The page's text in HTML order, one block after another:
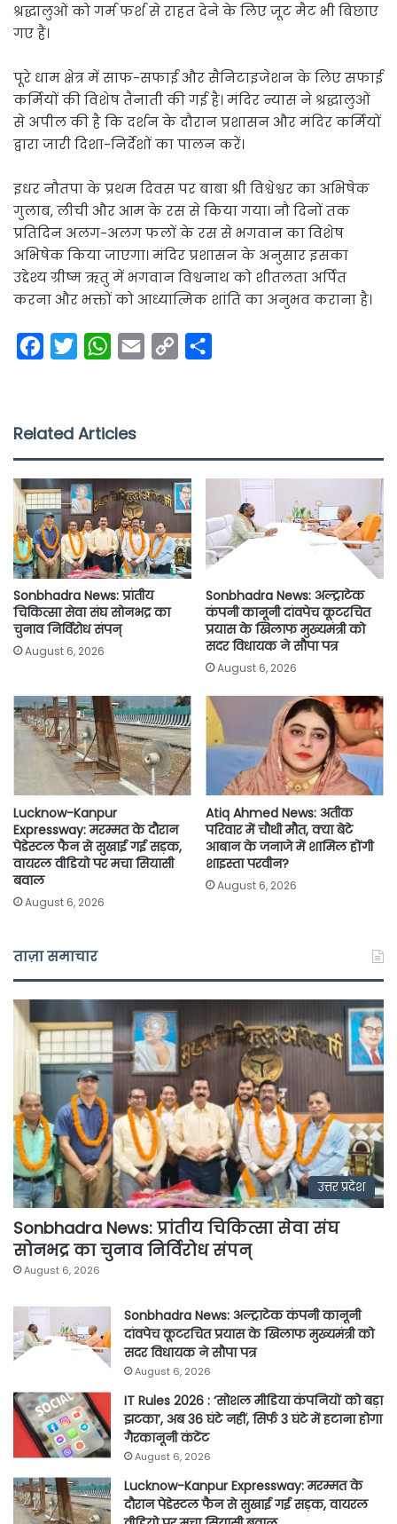
श्रद्धालुओं को गर्म फर्श से राहत देने के लिए जूट मैट भी बिछाए
गए हैं।
पूरे धाम क्षेत्र में साफ-सफाई और सैनिटाइजेशन के लिए सफाई
कर्मियों की विशेष तैनाती की गई है। मंदिर न्यास ने श्रद्धालुओं
से अपील की है कि दर्शन के दौरान प्रशासन और मंदिर कर्मियों
द्वारा जारी दिशा-निर्देशों का पालन करें।
इधर नौतपा के प्रथम दिवस पर बाबा श्री विश्वेश्वर का अभिषेक
गुलाब, लीची और आम के रस से किया गया। नौ दिनों तक
प्रतिदिन अलग-अलग फलों के रस से भगवान का विशेष
अभिषेक किया जाएगा। मंदिर प्रशासन के अनुसार इसका
उद्देश्य ग्रीष्म ऋतु में भगवान विश्वनाथ को शीतलता अर्पित
करना और भक्तों को आध्यात्मिक शांति का अनुभव कराना है।
e
o
o
k
t
e
r
W
t
A
p
p
i
n
k
Related Articles
Sonbhadra News: प्रांतीय
चिकित्सा सेवा संघ सोनभद्र का
चुनाव निर्विरोध संपन्
August 6, 2026
Sonbhadra News: अल्ट्राटेक
कंपनी कानूनी दांवपेच कूटरचित
प्रयास के खिलाफ मुख्यमंत्री को
सदर विधायक ने सौपा पत्र
August 6, 2026
Lucknow-Kanpur
Expressway: मरम्मत के दौरान
पेडेस्टल फैन से सुखाई गई सड़क,
वायरल वीडियो पर मचा सियासी
बवाल
August 6, 2026
Atiq Ahmed News: अतीक
परिवार में चौथी मौत, क्या बेटे
आबान के जनाजे में शामिल होंगी
शाइस्ता परवीन?
August 6, 2026
ताज़ा समाचार
उत्तर प्रदेश
Sonbhadra News: प्रांतीय चिकित्सा सेवा संघ
सोनभद्र का चुनाव निर्विरोध संपन्
August 6, 2026
Sonbhadra News: अल्ट्राटेक कंपनी कानूनी
दांवपेच कूटरचित प्रयास के खिलाफ मुख्यमंत्री को
सदर विधायक ने सौपा पत्र
August 6, 2026
IT Rules 2026 : ‘सोशल मीडिया कंपनियों को बड़ा
झटका’, अब 36 घंटे नहीं, सिर्फ 3 घंटे में हटाना होगा
गैरकानूनी कंटेंट
August 6, 2026
Lucknow-Kanpur Expressway: मरम्मत के
दौरान पेडेस्टल फैन से सुखाई गई सड़क, वायरल